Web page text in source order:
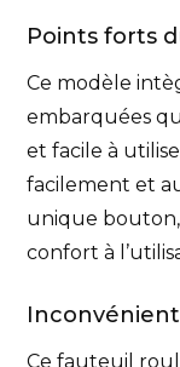
Points forts
Ce modèle
embarquées
et facile à
facilement et
unique
confort à
Ce fauteuil